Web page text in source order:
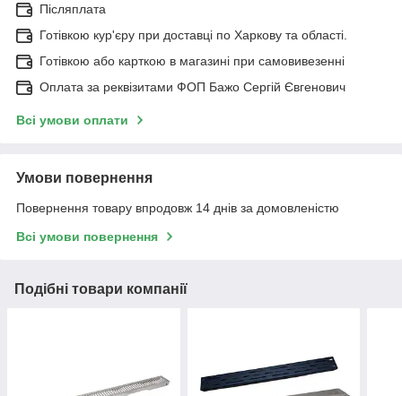
Післяплата
Готівкою кур'єру при доставці по Харкову та області.
Готівкою або карткою в магазині при самовивезенні
Оплата за реквізитами ФОП Бажо Сергій Євгенович
Всі умови оплати
Умови повернення
Повернення товару впродовж 14 днів за домовленістю
Всі умови повернення
Подібні товари компанії